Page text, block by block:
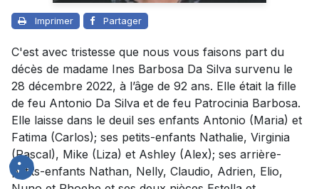
Imprimer Partager
C'est avec tristesse que nous vous faisons part du
décès de madame Ines Barbosa Da Silva survenu le
28 décembre 2022, à l’âge de 92 ans. Elle était la fille
de feu Antonio Da Silva et de feu Patrocinia Barbosa.
Elle laisse dans le deuil ses enfants Antonio (Maria) et
Fatima (Carlos); ses petits-enfants Nathalie, Virginia
(Pascal), Mike (Liza) et Ashley (Alex); ses arrière-
petits-enfants Nathan, Nelly, Claudio, Adrien, Elio,